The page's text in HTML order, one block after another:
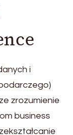
i
zrozumienie
business